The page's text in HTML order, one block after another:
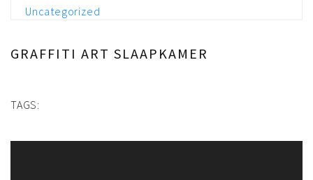
Uncategorized
GRAFFITI ART SLAAPKAMER
TAGS: